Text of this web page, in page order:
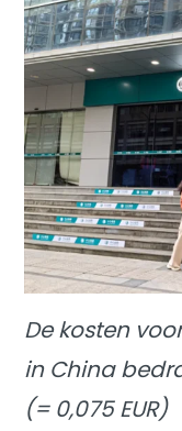
De kosten
in China
(= 0,075 EUR)